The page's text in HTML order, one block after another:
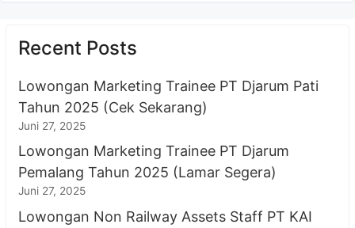
Recent Posts
Lowongan Marketing Trainee PT Djarum Pati
Tahun 2025 (Cek Sekarang)
Juni 27, 2025
Lowongan Marketing Trainee PT Djarum
Pemalang Tahun 2025 (Lamar Segera)
Juni 27, 2025
Lowongan Non Railway Assets Staff PT KAI